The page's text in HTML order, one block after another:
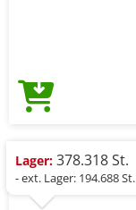
Lager: 378.318 St.
- ext. Lager: 194.688 St.